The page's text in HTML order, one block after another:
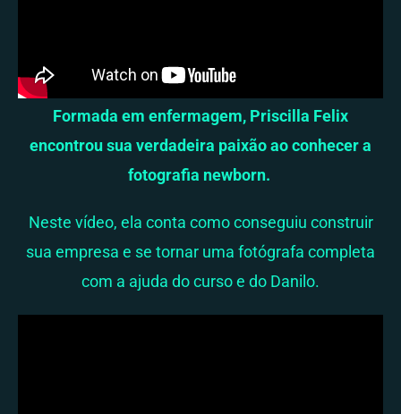
Formada em enfermagem, Priscilla Felix
encontrou sua verdadeira paixão ao conhecer a
fotografia newborn.
Neste vídeo, ela conta como conseguiu construir
sua empresa e se tornar uma fotógrafa completa
com a ajuda do curso e do Danilo.